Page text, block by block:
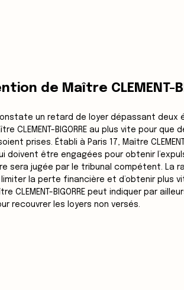
de Maître CLEMENT-
un retard de loyer dépassant deux
CLEMENT-BIGORRE au plus vite pour que
prises. Établi à Paris 17, Maître
doivent être engagées pour obtenir
sera jugée par le tribunal compétent. La
la perte financière et d’obtenir plus
CLEMENT-BIGORRE peut indiquer par
recouvrer les loyers non versés.